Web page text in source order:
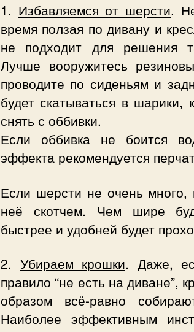
1. Избавляемся от шерсти.
время ползая по дивану и
не подходит для решения
Лучше вооружитесь
проводите по сиденьям и
будет скатываться в шарики,
снять с оббивки.
Если оббивка не боится
эффекта рекомендуется
Если шерсти не очень много,
неё скотчем. Чем шире
быстрее и удобней будет
2. Убираем крошки. Даже,
правило “не есть на диване”,
образом всё-равно
Наиболее эффективным